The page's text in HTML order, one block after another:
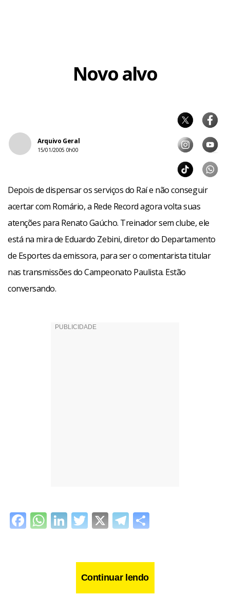
Novo alvo
Arquivo Geral
15/01/2005 0h00
Depois de dispensar os serviços do Raí e não conseguir
acertar com Romário, a Rede Record agora volta suas
atenções para Renato Gaúcho. Treinador sem clube, ele
está na mira de Eduardo Zebini, diretor do Departamento
de Esportes da emissora, para ser o comentarista titular
nas transmissões do Campeonato Paulista. Estão
conversando.
Facebook
WhatsApp
LinkedIn
Twitter
X Telegram
Continuar lendo